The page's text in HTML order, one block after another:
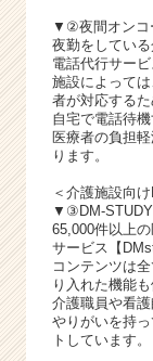
▼②夜間オンコ
夜勤をしてい
電話代行サービ
施設によって
者が対応するた
自宅で電話待
医療者の負担
ります。
＜介護施設向
65,000件以上
サービス【
コンテンツは
り入れた機能も
介護職員や看護
やりがいを持
トしています。